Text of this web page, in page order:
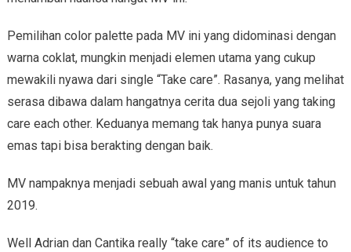
Pemilihan color palette pada MV ini yang didominasi dengan
warna coklat, mungkin menjadi elemen utama yang cukup
mewakili nyawa dari single “Take care”. Rasanya, yang melihat
serasa dibawa dalam hangatnya cerita dua sejoli yang taking
care each other. Keduanya memang tak hanya punya suara
emas tapi bisa berakting dengan baik.
MV nampaknya menjadi sebuah awal yang manis untuk tahun
2019.
Well Adrian dan Cantika really “take care” of its audience to